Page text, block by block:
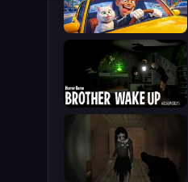
I Am Taxi Prankster Sim
Brother Wake Up